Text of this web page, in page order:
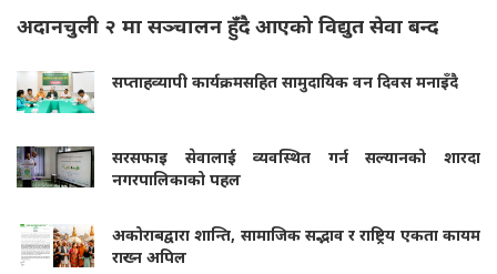
अदानचुली २ मा सञ्चालन हुँदै आएको विद्युत सेवा बन्द
सप्ताहव्यापी कार्यक्रमसहित सामुदायिक वन दिवस मनाइँदै
सरसफाइ सेवालाई व्यवस्थित गर्न सल्यानको शारदा
नगरपालिकाको पहल
अकोराबद्वारा शान्ति, सामाजिक सद्भाव र राष्ट्रिय एकता कायम
राख्न अपिल